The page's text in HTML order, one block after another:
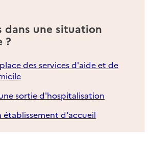
dans une situation
?
des services d'aide et de
sortie d'hospitalisation
établissement d'accueil